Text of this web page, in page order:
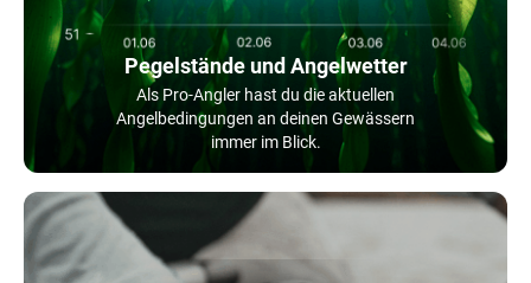
Pegelstände und Angelwetter
Als Pro-Angler hast du die aktuellen
Angelbedingungen an deinen Gewässern
immer im Blick.